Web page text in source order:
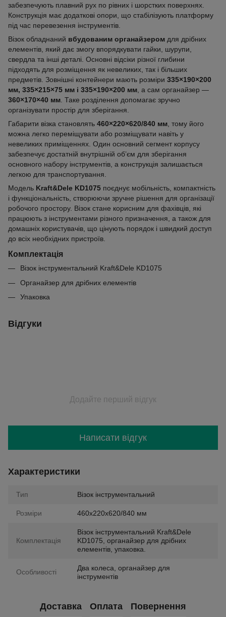
забезпечують плавний рух по рівних і шорстких поверхнях.
Конструкція має додаткові опори, що стабілізують платформу
під час перевезення інструментів.
Візок обладнаний вбудованим органайзером для дрібних
елементів, який дає змогу впорядкувати гайки, шурупи,
свердла та інші деталі. Основні відсіки різної глибини
підходять для розміщення як невеликих, так і більших
предметів. Зовнішні контейнери мають розміри 335×190×200
мм, 335×215×75 мм і 335×190×200 мм , а сам органайзер —
360×170×40 мм . Таке розділення допомагає зручно
організувати простір для зберігання.
Габарити візка становлять 460×220×620/840 мм , тому його
можна легко переміщувати або розміщувати навіть у
невеликих приміщеннях. Один основний сегмент корпусу
забезпечує достатній внутрішній об’єм для зберігання
основного набору інструментів, а конструкція залишається
легкою для транспортування.
Модель Kraft&Dele KD1075 поєднує мобільність, компактність
і функціональність, створюючи зручне рішення для організації
робочого простору. Візок стане корисним для фахівців, які
працюють з інструментами різного призначення, а також для
домашніх користувачів, що цінують порядок і швидкий доступ
до всіх необхідних пристроїв.
Комплектація
Візок інструментальний Kraft&Dele KD1075
Органайзер для дрібних елементів
Упаковка
Відгуки
Додайте перший відгук
Написати відгук
Характеристики
Тип Візок інструментальний
Розміри 460х220х620/840 мм
Комплектація
Візок інструментальний Kraft&Dele
KD1075, органайзер для дрібних
елементів, упаковка.
Особливості
Два колеса, органайзер для
інструментів
Доставка Оплата Повернення